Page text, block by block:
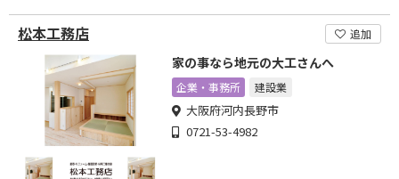
松本工務店 追加
家の事なら地元の大工さんへ
企業・事務所 建設業
大阪府河内長野市
0721-53-4982